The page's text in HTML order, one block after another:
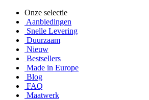
Onze selectie
Aanbiedingen
Snelle Levering
Duurzaam
Nieuw
Bestsellers
Made in Europe
Blog
FAQ
Maatwerk